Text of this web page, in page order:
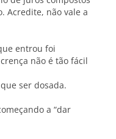
Acredite, não vale a
entrou foi
não é tão fácil
ser dosada.
a “dar